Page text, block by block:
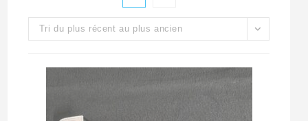
Tri du plus récent au plus ancien